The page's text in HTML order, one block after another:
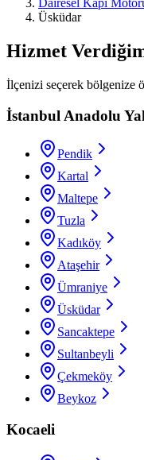
Dairesel Kapı
Üsküdar
Hizmet
İlçenizi seçerek bölgenize
İstanbul Anadolu
Pendik
Kartal
Maltepe
Tuzla
Kadıköy
Ataşehir
Ümraniye
Üsküdar
Sancaktepe
Sultanbeyli
Çekmeköy
Beykoz
Kocaeli